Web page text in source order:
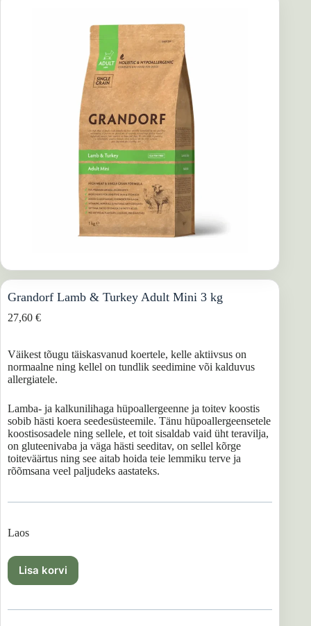
Grandorf Lamb & Turkey Adult Mini 3 kg
27,60 €
Väikest tõugu täiskasvanud koertele, kelle aktiivsus on
normaalne ning kellel on tundlik seedimine või kalduvus
allergiatele.
Lamba- ja kalkunilihaga hüpoallergeenne ja toitev koostis
sobib hästi koera seedesüsteemile. Tänu hüpoallergeensetele
koostisosadele ning sellele, et toit sisaldab vaid üht teravilja,
on gluteenivaba ja väga hästi seeditav, on sellel kõrge
toiteväärtus ning see aitab hoida teie lemmiku terve ja
rõõmsana veel paljudeks aastateks.
Laos
Lisa korvi